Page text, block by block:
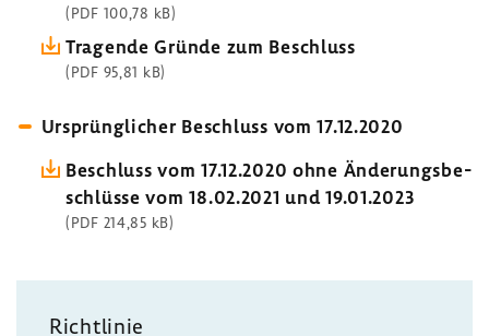
(PDF 100,78 kB)
Tragende Gründe zum Beschluss
(PDF 95,81 kB)
Ursprüng­li­cher Beschluss vom 17.12.2020
Beschluss vom 17.12.2020 ohne Ände­rungs­be­
schlüsse vom 18.02.2021 und 19.01.2023
(PDF 214,85 kB)
Richt­linie